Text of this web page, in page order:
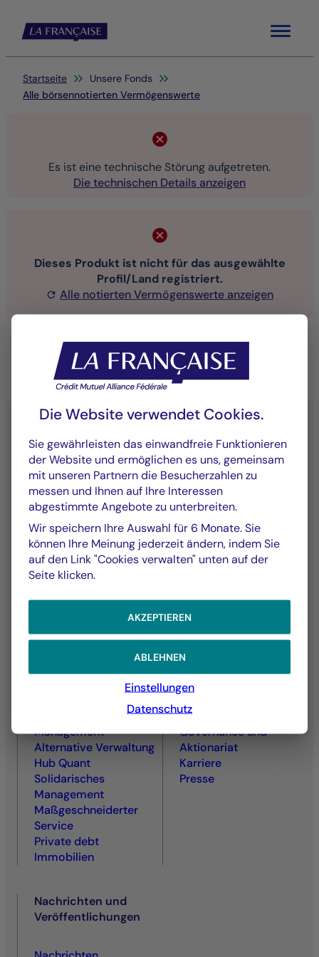
Menu
Sie befinden sich hier:
Startseite
Unsere Fonds
Alle börsennotierten Vermögenswerte
Es ist eine technische Störung aufgetreten.
Die technischen Details anzeigen
Dieses Produkt ist nicht für das ausgewählte
Profil/Land registriert.
Alle notierten Vermögenswerte anzeigen
YouTube - La Française
LinkedIn - La Française
X (Twitter) - La Française
Kontakte
Kontaktieren Sie uns
Unsere Fonds
Unsere Expertise
Management
Alternative Verwaltung
Hub Quant
Solidarisches
Management
Maßgeschneiderter
Service
Private debt
Immobilien
Die Gruppe
UEin Engagierter und
bewusster Akteur
Governance und
Aktionariat
Karriere
Presse
Nachrichten und
Veröffentlichungen
Die Website verwendet Cookies.
Sie gewährleisten das einwandfreie Funktionieren
der Website und ermöglichen es uns, gemeinsam
mit unseren Partnern die Besucherzahlen zu
messen und Ihnen auf Ihre Interessen
abgestimmte Angebote zu unterbreiten.
Wir speichern Ihre Auswahl für 6 Monate. Sie
können Ihre Meinung jederzeit ändern, indem Sie
auf den Link "Cookies verwalten" unten auf der
Seite klicken.
AKZEPTIEREN
ABLEHNEN
Einstellungen
Datenschutz